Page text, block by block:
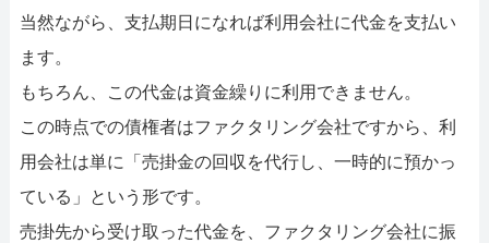
当然ながら、支払期日になれば利用会社に代金を支払い
ます。
もちろん、この代金は資金繰りに利用できません。
この時点での債権者はファクタリング会社ですから、利
用会社は単に「売掛金の回収を代行し、一時的に預かっ
ている」という形です。
売掛先から受け取った代金を、ファクタリング会社に振